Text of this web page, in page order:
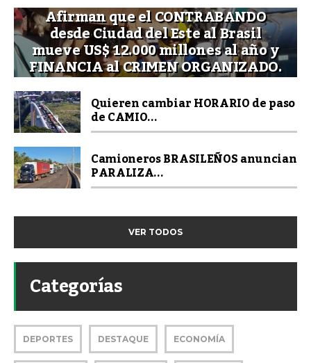
Afirman que el CONTRABANDO
desde Ciudad del Este al Brasil
mueve US$ 12.000 millones al año y
FINANCIA al CRIMEN ORGANIZADO.
Quieren cambiar HORARIO de paso
de CAMIO...
Camioneros BRASILEÑOS anuncian
PARALIZA...
VER TODOS
Categorías
DEPORTES DESTAQUE ECONOMÍA